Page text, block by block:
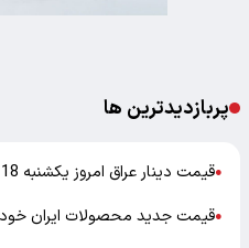
پربازدیدترین ها
●قیمت دینار عراق امروز یکشنبه 18 مرداد 1405
●قیمت جدید محصولات ایران